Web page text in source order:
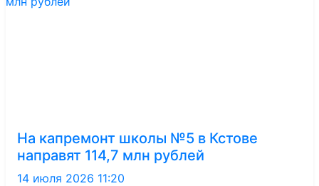
На капремонт школы №5 в Кстове
направят 114,7 млн рублей
14 июля 2026 11:20